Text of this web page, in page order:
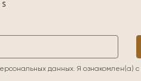
данных. Я ознакомлен(а) с